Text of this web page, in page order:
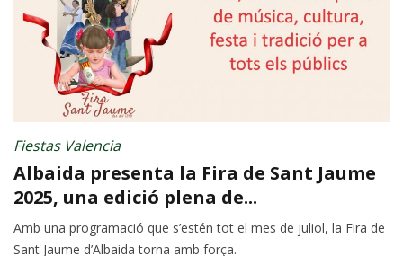
Fiestas Valencia
Albaida presenta la Fira de Sant Jaume
2025, una edició plena de...
Amb una programació que s’estén tot el mes de juliol, la Fira de
Sant Jaume d’Albaida torna amb força.